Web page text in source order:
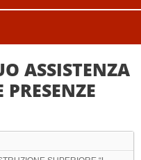
ASSISTENZA